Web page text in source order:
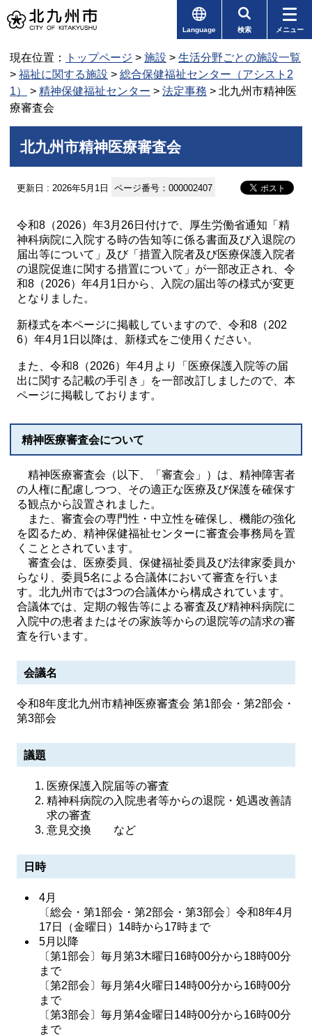
Language 検索 メニュー
現在位置： トップページ > 施設 > 生活分野ごとの施設一覧
> 福祉に関する施設 > 総合保健福祉センター（アシスト2
1）
> 精神保健福祉センター > 法定事務 > 北九州市精神医
療審査会
北九州市精神医療審査会
更新日 : 2026年5月1日 ページ番号：000002407
令和8（2026）年3月26日付けで、厚生労働省通知「精
神科病院に入院する時の告知等に係る書面及び入退院の
届出等について」及び「措置入院者及び医療保護入院者
の退院促進に関する措置について」が一部改正され、令
和8（2026）年4月1日から、入院の届出等の様式が変更
となりました。
新様式を本ページに掲載していますので、令和8（202
6）年4月1日以降は、新様式をご使用ください。
また、令和8（2026）年4月より「医療保護入院等の届
出に関する記載の手引き」を一部改訂しましたので、本
ページに掲載しております。
精神医療審査会について
精神医療審査会（以下、「審査会」）は、精神障害者
の人権に配慮しつつ、その適正な医療及び保護を確保す
る観点から設置されました。
また、審査会の専門性・中立性を確保し、機能の強化
を図るため、精神保健福祉センターに審査会事務局を置
くこととされています。
審査会は、医療委員、保健福祉委員及び法律家委員か
らなり、委員5名による合議体において審査を行いま
す。北九州市では3つの合議体から構成されています。
合議体では、定期の報告等による審査及び精神科病院に
入院中の患者またはその家族等からの退院等の請求の審
査を行います。
会議名
令和8年度北九州市精神医療審査会 第1部会・第2部会・
第3部会
議題
医療保護入院届等の審査
精神科病院の入院患者等からの退院・処遇改善請
求の審査
意見交換 など
日時
4月
〔総会・第1部会・第2部会・第3部会〕令和8年4月
17日（金曜日）14時から17時まで
5月以降
〔第1部会〕毎月第3木曜日16時00分から18時00分
まで
〔第2部会〕毎月第4火曜日14時00分から16時00分
まで
〔第3部会〕毎月第4金曜日14時00分から16時00分
まで